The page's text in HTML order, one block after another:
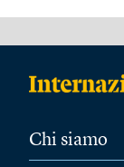
Chi siamo